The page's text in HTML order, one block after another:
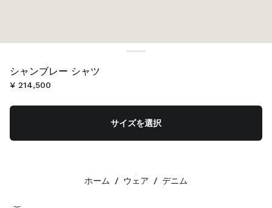
シャンブレー シャツ
¥ 214,500
サイズを選択
サファイアブルー
ホーム / ウェア / デニム